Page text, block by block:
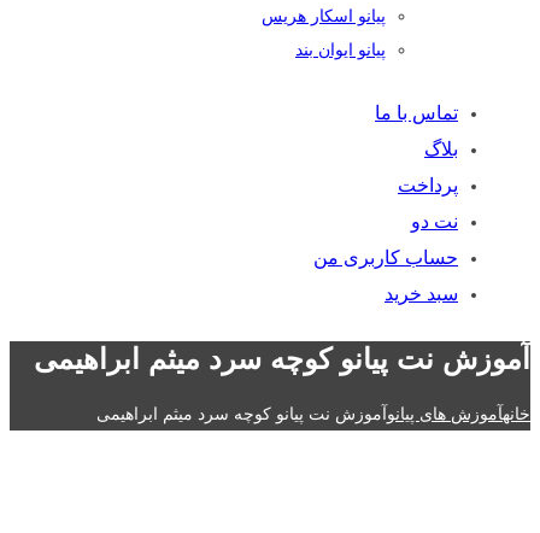
پیانو اسکار هریس
پیانو ایوان بند
تماس با ما
بلاگ
پرداخت
نت دو
حساب کاربری من
سبد خرید
آموزش نت پیانو کوچه سرد میثم ابراهیمی
خانهآموزش های پیانوآموزش نت پیانو کوچه سرد میثم ابراهیمی